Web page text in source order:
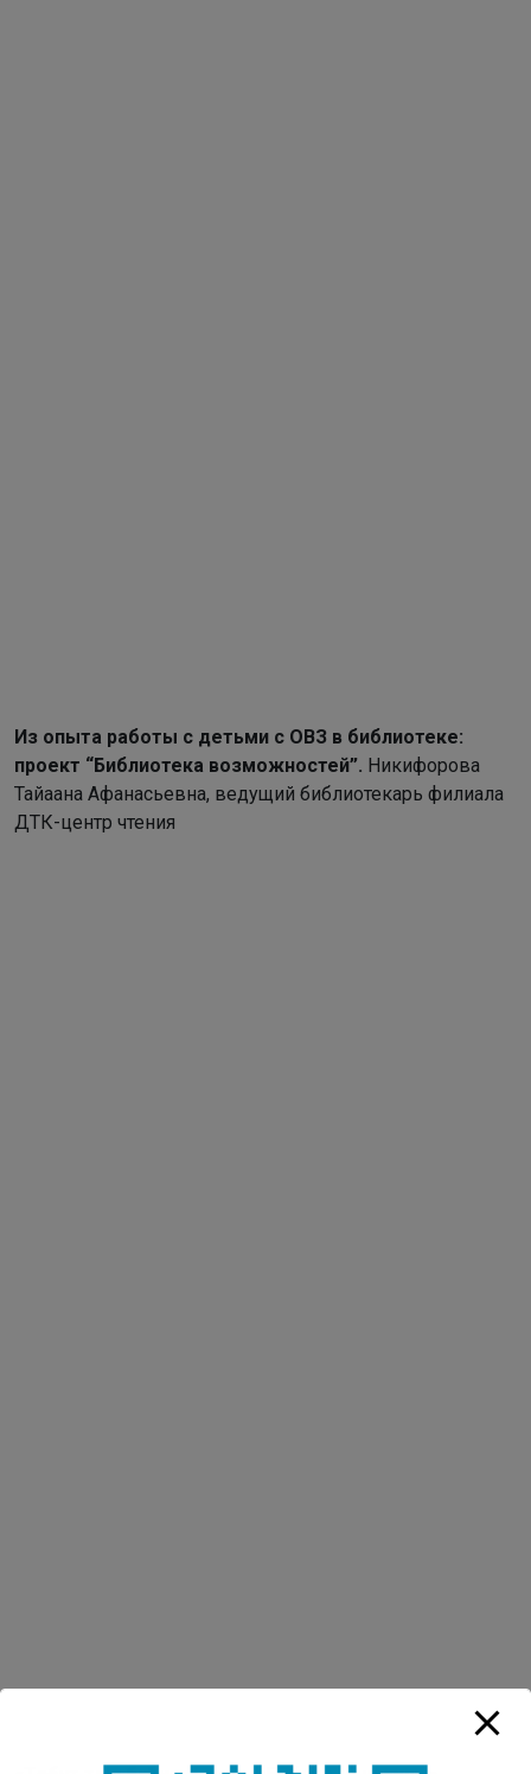
Из опыта работы с детьми с ОВЗ в библиотеке:
проект “Библиотека возможностей”. Никифорова
Тайаана Афанасьевна, ведущий библиотекарь филиала
ДТК-центр чтения